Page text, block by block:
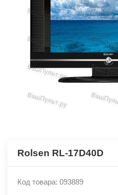
Rolsen RL-17D40D
Код товара: 093889